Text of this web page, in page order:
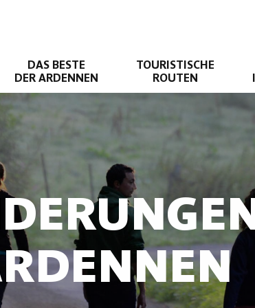
DAS BESTE
DER ARDENNEN
TOURISTISCHE
ROUTEN